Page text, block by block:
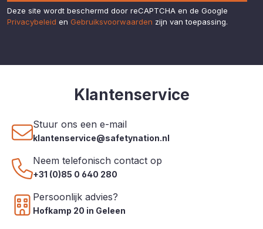
Deze site wordt beschermd door reCAPTCHA en de Google
Privacybeleid en Gebruiksvoorwaarden zijn van toepassing.
Klantenservice
Stuur ons een e-mail
klantenservice@safetynation.nl
Neem telefonisch contact op
+31 (0)85 0 640 280
Persoonlijk advies?
Hofkamp 20 in Geleen